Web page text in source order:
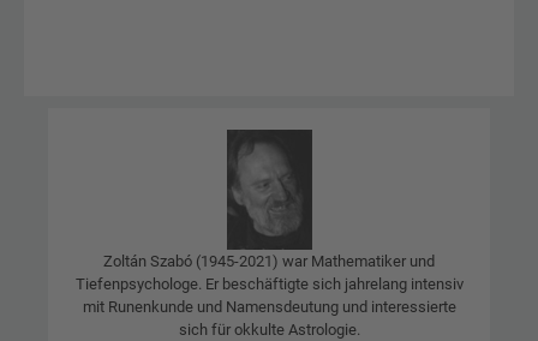
Zoltán Szabó (1945-2021) war Mathematiker und
Tiefenpsychologe. Er beschäftigte sich jahrelang intensiv
mit Runenkunde und Namensdeutung und interessierte
sich für okkulte Astrologie.